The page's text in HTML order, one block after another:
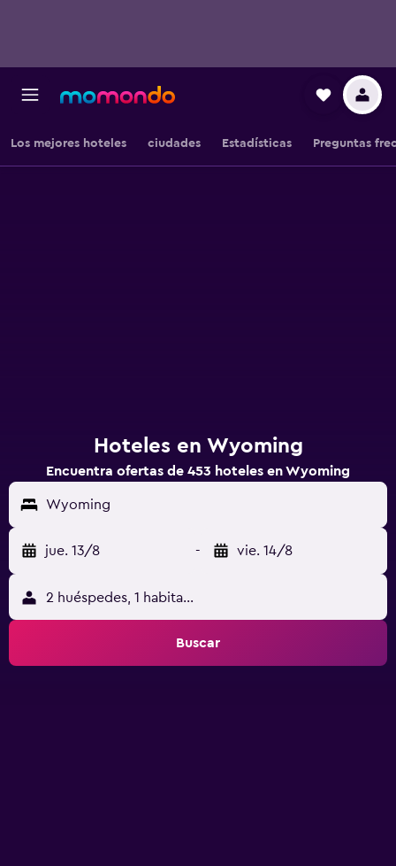
Los mejores hoteles ciudades Estadísticas Preguntas
Hoteles en Wyoming
Encuentra ofertas de 453 hoteles en Wyoming
Wyoming
jue. 13/8 - vie. 14/8
2 huéspedes, 1 habitación
Buscar